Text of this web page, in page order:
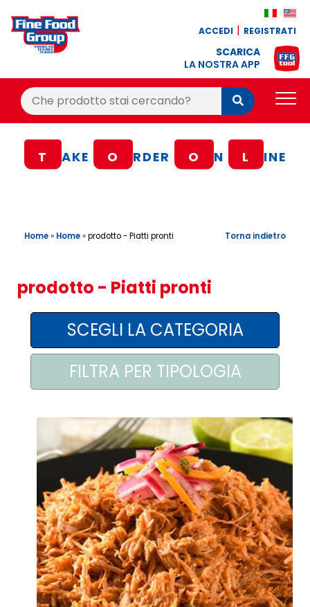
ACCEDI REGISTRATI
SCARICA
LA NOSTRA APP
Cerca:
Cerca
BLOG
CONTATTI
AREA AGENTI
T AKE O RDER O N L INE
Home» Home»prodotto - Piatti pronti Torna indietro
prodotto - Piatti pronti